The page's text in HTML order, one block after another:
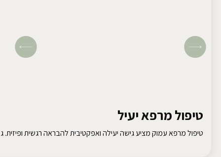
טיפול מרפא יעיל
טיפול מרפא עמוק מציע גישה יעילה ואפקטיבית להבראה רגשית ופיזית.